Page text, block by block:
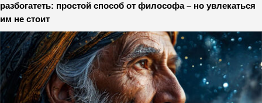
разбогатеть: простой способ от философа – но увлекаться
им не стоит